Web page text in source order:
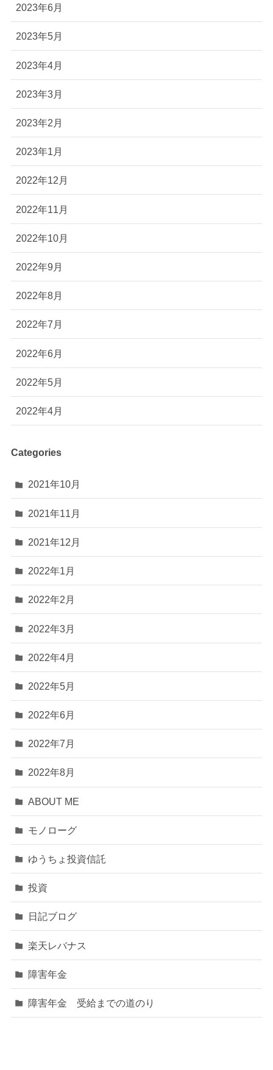
2023年6月
2023年5月
2023年4月
2023年3月
2023年2月
2023年1月
2022年12月
2022年11月
2022年10月
2022年9月
2022年8月
2022年7月
2022年6月
2022年5月
2022年4月
Categories
2021年10月
2021年11月
2021年12月
2022年1月
2022年2月
2022年3月
2022年4月
2022年5月
2022年6月
2022年7月
2022年8月
ABOUT ME
モノローグ
ゆうちょ投資信託
投資
日記ブログ
楽天レバナス
障害年金
障害年金 受給までの道のり